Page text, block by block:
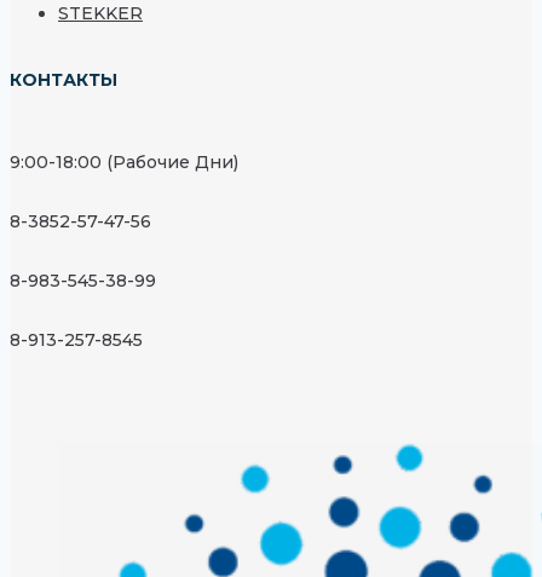
STEKKER
КОНТАКТЫ
9:00-18:00 (Рабочие Дни)
8-3852-57-47-56
8-983-545-38-99
8-913-257-8545